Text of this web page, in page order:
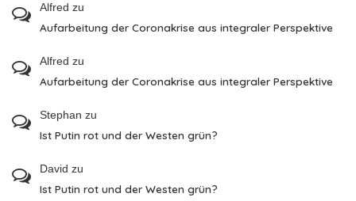
Alfred zu
Aufarbeitung der Coronakrise aus integraler Perspektive
Alfred zu
Aufarbeitung der Coronakrise aus integraler Perspektive
Stephan zu
Ist Putin rot und der Westen grün?
David zu
Ist Putin rot und der Westen grün?